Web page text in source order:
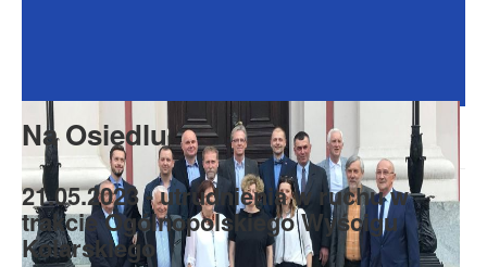
Rada Seniorów
Na Osiedlu
21.05.2023 - utrudnienia w ruchu w
trakcie Ogólnopolskiego Wyścigu
Kolarskiego